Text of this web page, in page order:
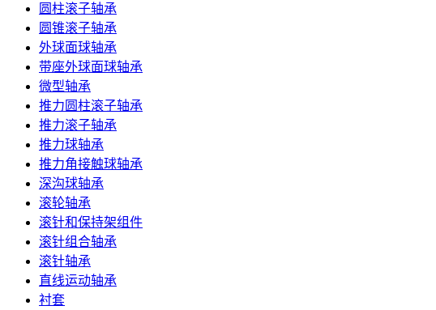
圆柱滚子轴承
圆锥滚子轴承
外球面球轴承
带座外球面球轴承
微型轴承
推力圆柱滚子轴承
推力滚子轴承
推力球轴承
推力角接触球轴承
深沟球轴承
滚轮轴承
滚针和保持架组件
滚针组合轴承
滚针轴承
直线运动轴承
衬套